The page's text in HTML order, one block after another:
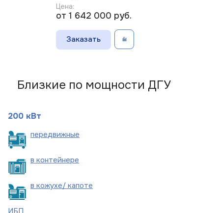
Цена:
от 1 642 000 руб.
Заказать
Близкие по мощности ДГУ
200 кВт
передвижные
в контейнере
в кожухе/ капоте
ИБП